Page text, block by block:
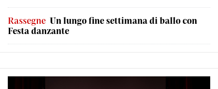
Rassegne Un lungo fine settimana di ballo con
Festa danzante